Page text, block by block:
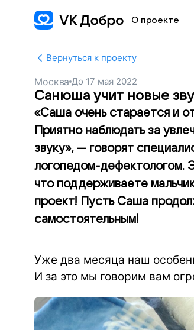
О проекте
Вернуться к проекту
Москва До 17 мая 2022
Санюша учит новые
«Саша очень старается и
Приятно наблюдать за
звуку», — говорят
логопедом-дефектологом.
что поддерживаете
проект! Пусть Саша
самостоятельным!
Уже два месяца наш
И за это мы говорим вам